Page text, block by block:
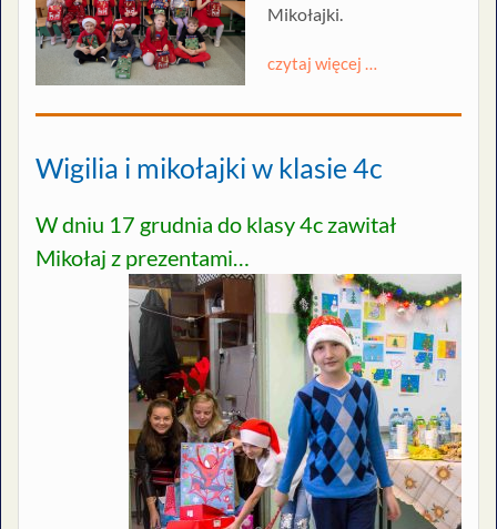
Mikołajki.
czytaj więcej …
Wigilia i mikołajki w klasie 4c
W dniu 17 grudnia do klasy 4c zawitał
Mikołaj z prezentami…